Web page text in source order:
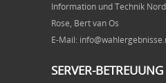
Information und Technik
Rose, Bert van Os
E-Mail:
SERVER-BETREUUNG